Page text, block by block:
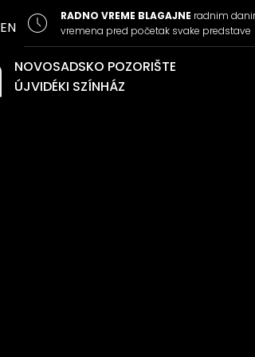
EN
RADNO VREME BLAGAJNE radnim
vremena pred početak svake predstave
NOVOSADSKO POZORIŠTE
ÚJVIDÉKI SZÍNHÁZ